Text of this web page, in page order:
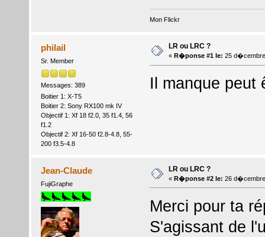
Mon Flickr
philail
Sr. Member
Messages: 389
Boitier 1: X-T5
Boitier 2: Sony RX100 mk IV
Objectif 1: Xf 18 f2.0, 35 f1.4, 56
f1.2
Objectif 2: Xf 16-50 f2.8-4.8, 55-
200 f3.5-4.8
LR ou LRC ?
« R�ponse #1 le: 25
Il manque peut
Jean-Claude
FujiGraphe
LR ou LRC ?
« R�ponse #2 le: 26
Merci pour ta
S'agissant de